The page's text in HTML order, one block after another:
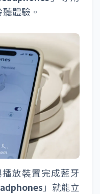
體驗。
播放裝置完成藍牙
」就能立